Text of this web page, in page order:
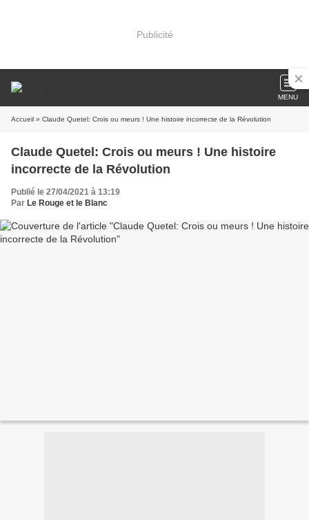
Publicité
MENU
Accueil » Claude Quetel: Crois ou meurs ! Une histoire incorrecte de la Révolution
Claude Quetel: Crois ou meurs ! Une histoire
incorrecte de la Révolution
Publié le 27/04/2021 à 13:19
Par Le Rouge et le Blanc